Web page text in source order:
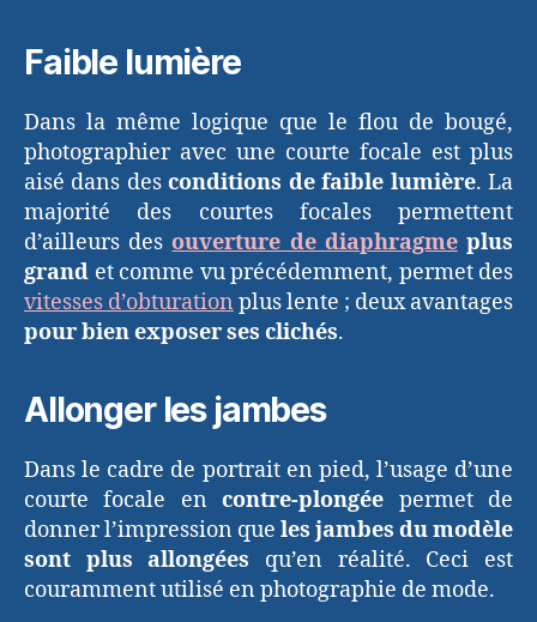
Faible lumière
Dans la même logique que le flou de bougé,
photographier avec une courte focale est plus
aisé dans desconditions de faible lumière. La
majorité des courtes focales permettent
d’ailleurs desouverture de diaphragmeplus
grand et comme vu précédemment, permet des
vitesses d’obturation plus lente ; deux avantages
pour bien exposer ses clichés.
Allonger les jambes
Dans le cadre de portrait en pied, l’usage d’une
courte focale encontre-plongée permet de
donner l’impression que les jambes du modèle
sont plus allongées qu’en réalité. Ceci est
couramment utilisé en photographie de mode.